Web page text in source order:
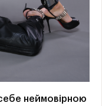
неймовірною